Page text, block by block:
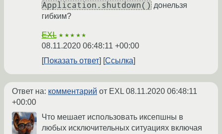
Application.shutdown() донельзя
гибким?
EXL ★★★★★
08.11.2020 06:48:11 +00:00
Показать ответ
Ссылка
Ответ на: комментарий от EXL08.11.2020 06:48:11
+00:00
Что мешает использовать иксепшны в
любых исключительных ситуациях включая